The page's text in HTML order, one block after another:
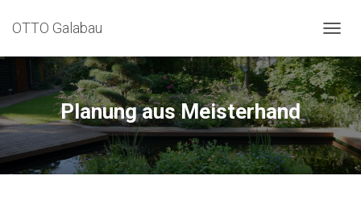
OTTO Galabau
A
V
I
G
A
T
I
O
Planung aus Meisterhand